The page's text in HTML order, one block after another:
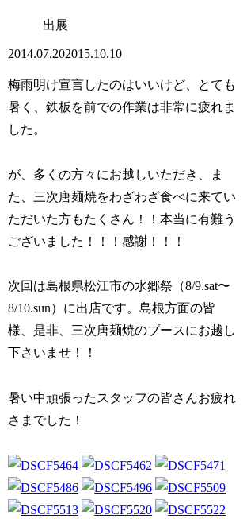
出展
2014.07.202015.10.10
梅雨明け宣言したのはいいけど、とても
暑く、鉄板を前での作業は非常に疲れま
した。
が、多くの方々にお越しいただき、ま
た、三次唐麺焼をわざわざ食べに来てい
ただいた方もたくさん！！本当に有難う
ございました！！！感謝！！！
次回は島根県松江市の水郷祭（8/9.sat〜
8/10.sun）に出店です。島根方面の皆
様、是非、三次唐麺焼のブースにお越し
下さいませ！！
暑い中頑張ったスタッフの皆さんお疲れ
さまでした！